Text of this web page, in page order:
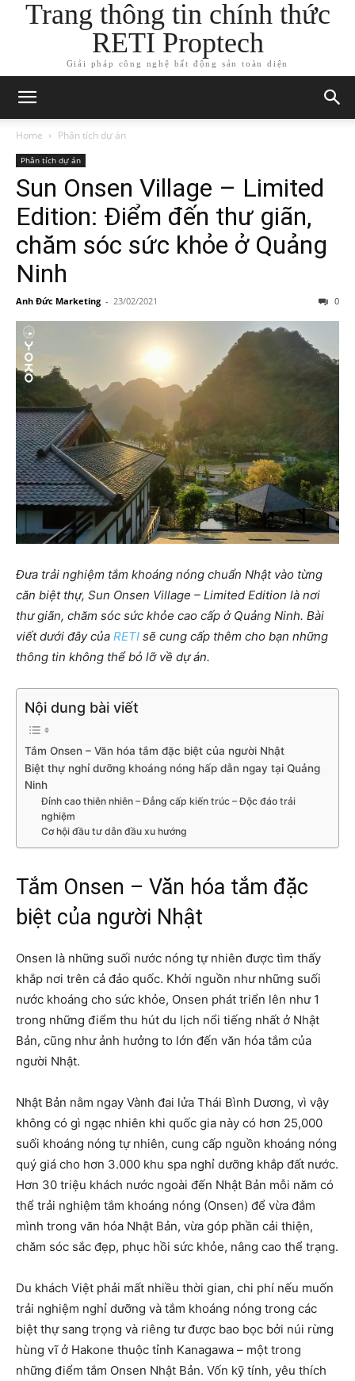
Trang thông tin chính thức
RETI Proptech
Giải pháp công nghệ bất động sản toàn diện
Home Phân tích dự án
Phân tích dự án
Sun Onsen Village – Limited
Edition: Điểm đến thư giãn,
chăm sóc sức khỏe ở Quảng
Ninh
Anh Đức Marketing - 23/02/2021 0
Đưa trải nghiệm tắm khoáng nóng chuẩn Nhật vào từng
căn biệt thự, Sun Onsen Village – Limited Edition là nơi
thư giãn, chăm sóc sức khỏe cao cấp ở Quảng Ninh. Bài
viết dưới đây của RETI sẽ cung cấp thêm cho bạn những
thông tin không thể bỏ lỡ về dự án.
Nội dung bài viết
Tắm Onsen – Văn hóa tắm đặc biệt của người Nhật
Biệt thự nghỉ dưỡng khoáng nóng hấp dẫn ngay tại Quảng
Ninh
Đỉnh cao thiên nhiên – Đẳng cấp kiến trúc – Độc đáo trải
nghiệm
Cơ hội đầu tư dẫn đầu xu hướng
Tắm Onsen – Văn hóa tắm đặc
biệt của người Nhật
Onsen là những suối nước nóng tự nhiên được tìm thấy
khắp nơi trên cả đảo quốc. Khởi nguồn như những suối
nước khoáng cho sức khỏe, Onsen phát triển lên như 1
trong những điểm thu hút du lịch nổi tiếng nhất ở Nhật
Bản, cũng như ảnh hưởng to lớn đến văn hóa tắm của
người Nhật.
Nhật Bản nằm ngay Vành đai lửa Thái Bình Dương, vì vậy
không có gì ngạc nhiên khi quốc gia này có hơn 25,000
suối khoáng nóng tự nhiên, cung cấp nguồn khoáng nóng
quý giá cho hơn 3.000 khu spa nghỉ dưỡng khắp đất nước.
Hơn 30 triệu khách nước ngoài đến Nhật Bản mỗi năm có
thể trải nghiệm tắm khoáng nóng (Onsen) để vừa đắm
mình trong văn hóa Nhật Bản, vừa góp phần cải thiện,
chăm sóc sắc đẹp, phục hồi sức khỏe, nâng cao thể trạng.
Du khách Việt phải mất nhiều thời gian, chi phí nếu muốn
trải nghiệm nghỉ dưỡng và tắm khoáng nóng trong các
biệt thự sang trọng và riêng tư được bao bọc bởi núi rừng
hùng vĩ ở Hakone thuộc tỉnh Kanagawa – một trong
những điểm tắm Onsen Nhật Bản. Vốn kỹ tính, yêu thích